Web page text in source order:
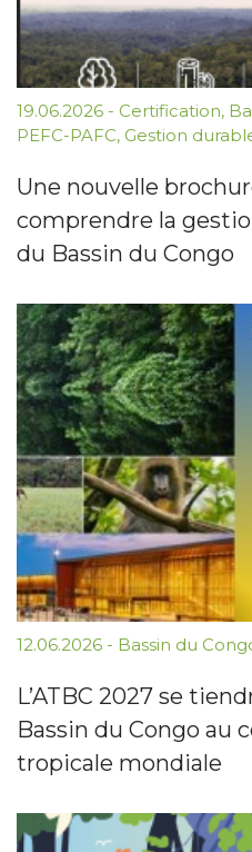
19.06.2026 - Certification,
PEFC-PAFC, Gestion
Une nouvelle
comprendre la
du Bassin du Congo
12.06.2026 - Bassin du
L’ATBC 2027 se
Bassin du Congo au
tropicale mondiale